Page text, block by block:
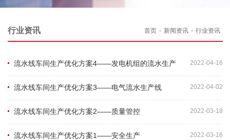
首页 - 新闻资讯 - 行业资讯
行业资讯
2022-04-16
流水线车间生产优化方案4——发电机组的流水生产
2022-04-02
流水线车间生产优化方案3——电气流水生产线
2022-03-18
流水线车间生产优化方案2——质量管控
2022-03-16
流水线车间生产优化方案1——安全生产